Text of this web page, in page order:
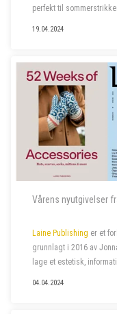
perfekt til
19.04.2024
Vårens nyutgivelser
Laine Publishing er et
grunnlagt i 2016 av
lage et estetisk,
har selskapet vokst til
04.04.2024